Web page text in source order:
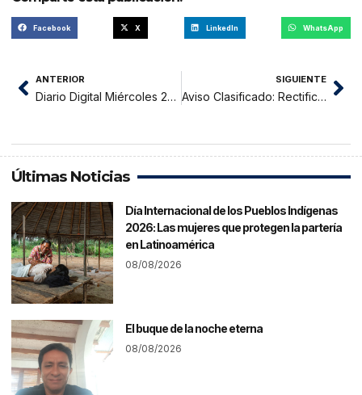
Facebook X LinkedIn WhatsApp
ANTERIOR
Diario Digital Miércoles 27 de abril del 2021
SIGUIENTE
Aviso Clasificado: Rectificación de Acta de Nacimiento Lorena Pezo Díaz REGISTRADOR CIVIL.
Últimas Noticias
Día Internacional de los Pueblos Indígenas
2026: Las mujeres que protegen la partería
en Latinoamérica
08/08/2026
El buque de la noche eterna
08/08/2026